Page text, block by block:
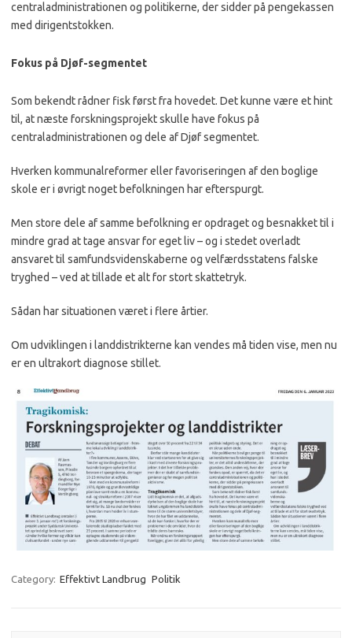
centraladministrationen og politikerne, der sidder på pengekassen
med dirigentstokken.
Fokus på Djøf-segmentet
Som bekendt rådner fisk først fra hovedet. Det kunne være et hint
til, at næste forskningsprojekt skulle have fokus på
centraladministrationen og dele af Djøf segmentet.
Hverken kommunalreformer eller favoriseringen af den boglige
skole er i øvrigt noget befolkningen har efterspurgt.
Men store dele af samme befolkning er opdraget og besnakket til i
mindre grad at tage ansvar for eget liv – og i stedet overladt
ansvaret til samfundsvidenskaberne og velfærdsstatens falske
tryghed – ved at tillade et alt for stort skattetryk.
Sådan har situationen været i flere årtier.
Om udviklingen i landdistrikterne kan vendes må tiden vise, men nu
er en ultrakort diagnose stillet.
Category: Effektivt Landbrug Politik